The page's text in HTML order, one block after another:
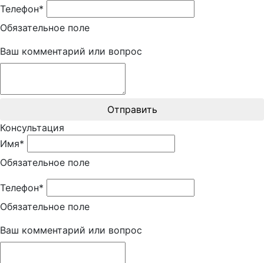
Телефон*
Обязательное поле
Ваш комментарий или вопрос
Отправить
Консультация
Имя*
Обязательное поле
Телефон*
Обязательное поле
Ваш комментарий или вопрос